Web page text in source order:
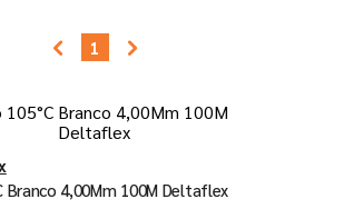
1
Branco 4,00Mm 100M Deltaflex
10º